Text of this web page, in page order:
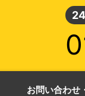
お問い合わせ